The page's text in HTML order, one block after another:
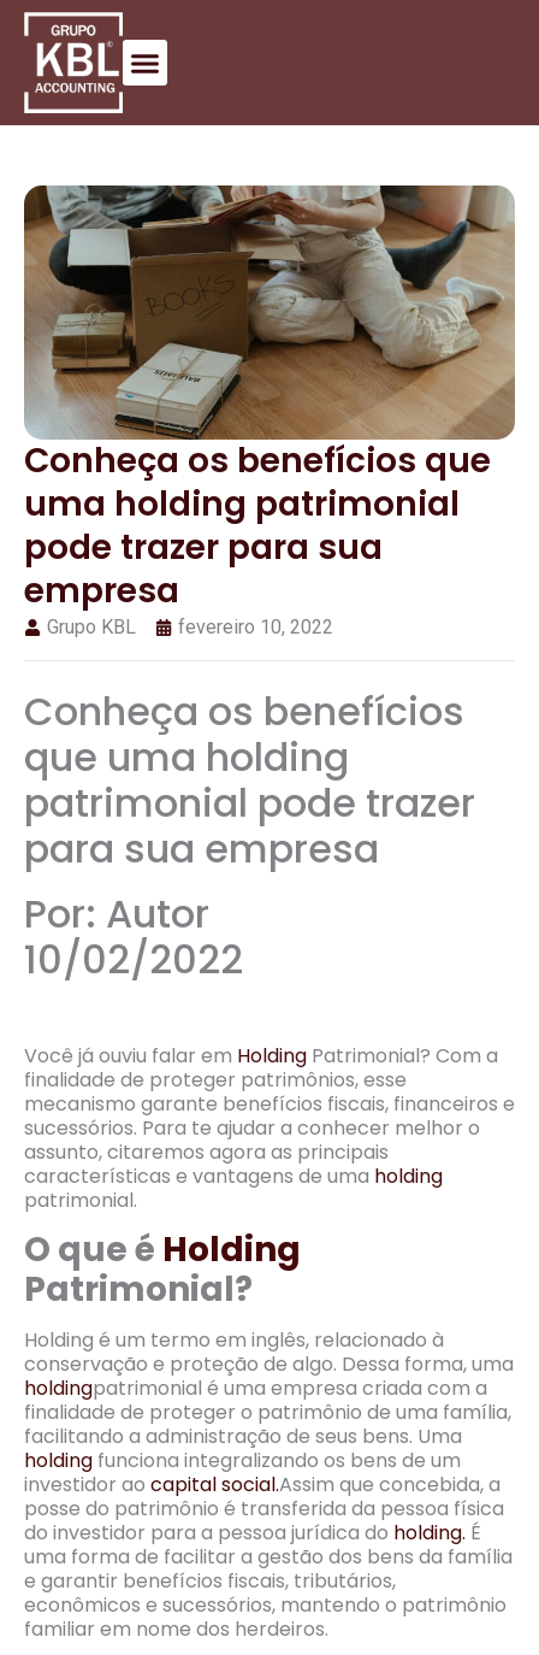
Conheça os benefícios que
uma holding patrimonial
pode trazer para sua
empresa
Grupo KBL fevereiro 10, 2022
Conheça os benefícios
que uma holding
patrimonial pode trazer
para sua empresa
Por: Autor
10/02/2022
Você já ouviu falar em Holding Patrimonial? Com a
finalidade de proteger patrimônios, esse
mecanismo garante benefícios fiscais, financeiros e
sucessórios. Para te ajudar a conhecer melhor o
assunto, citaremos agora as principais
características e vantagens de uma holding
patrimonial.
O que é Holding
Patrimonial?
Holding é um termo em inglês, relacionado à
conservação e proteção de algo. Dessa forma, uma
holdingpatrimonial é uma empresa criada com a
finalidade de proteger o patrimônio de uma família,
facilitando a administração de seus bens. Uma
holding funciona integralizando os bens de um
investidor ao capital social.Assim que concebida, a
posse do patrimônio é transferida da pessoa física
do investidor para a pessoa jurídica do holding. É
uma forma de facilitar a gestão dos bens da família
e garantir benefícios fiscais, tributários,
econômicos e sucessórios, mantendo o patrimônio
familiar em nome dos herdeiros.